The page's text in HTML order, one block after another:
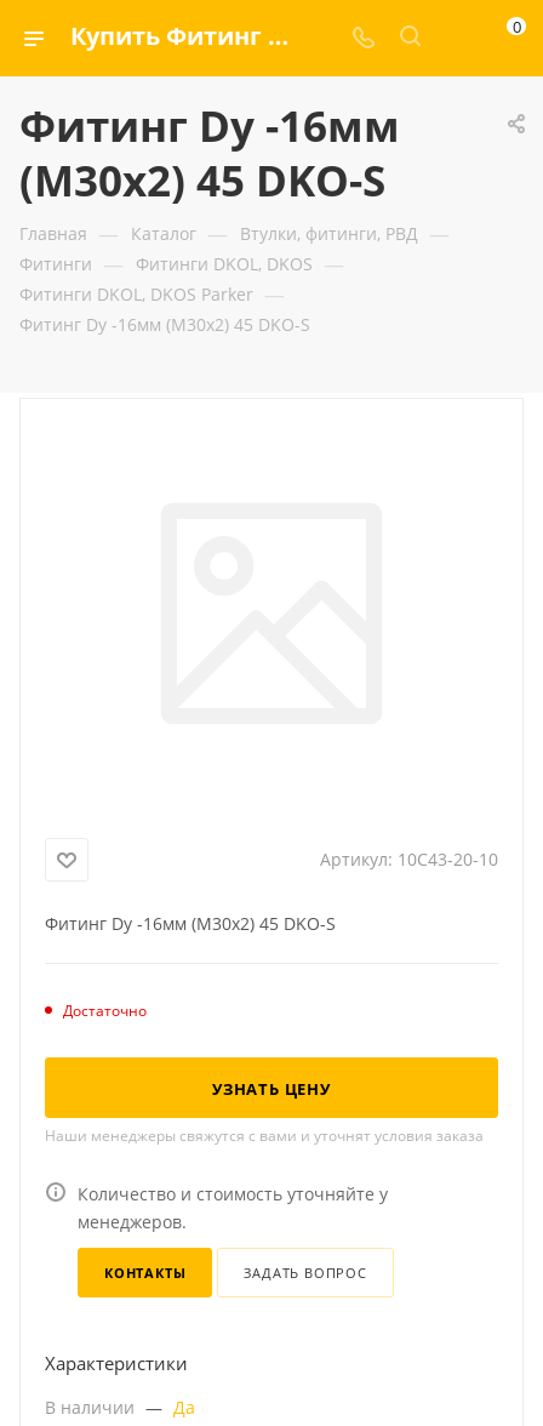
Купить Фитинг Dу -16мм (М30х2) 45 DKO-S — ООО «ГИДРАМАКС» 0
Фитинг Dу -16мм
(М30х2) 45 DKO-S
Главная — Каталог — Втулки, фитинги, РВД —
Фитинги — Фитинги DKOL, DKOS —
Фитинги DKOL, DKOS Parker —
Фитинг Dу -16мм (М30х2) 45 DKO-S
Артикул: 10C43-20-10
Фитинг Dу -16мм (М30х2) 45 DKO-S
Достаточно
УЗНАТЬ ЦЕНУ
Наши менеджеры свяжутся с вами и уточнят условия заказа
Количество и стоимость уточняйте у
менеджеров.
КОНТАКТЫ ЗАДАТЬ ВОПРОС
Характеристики
В наличии — Да